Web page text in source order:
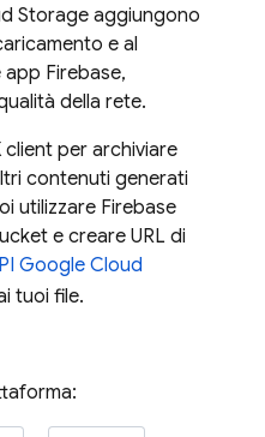
Storage aggiungono
e al
Firebase,
della rete.
client per archiviare
contenuti generati
utilizzare Firebase
e creare URL di
Google Cloud
tuoi file.